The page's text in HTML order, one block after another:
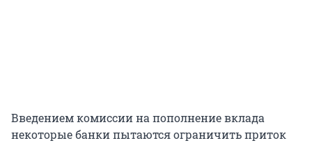
Введением комиссии на пополнение вклада
некоторые банки пытаются ограничить приток